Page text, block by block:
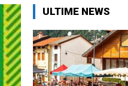
ULTIME NEWS